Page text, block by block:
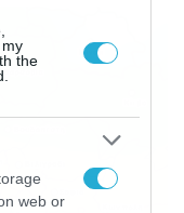
the
web or